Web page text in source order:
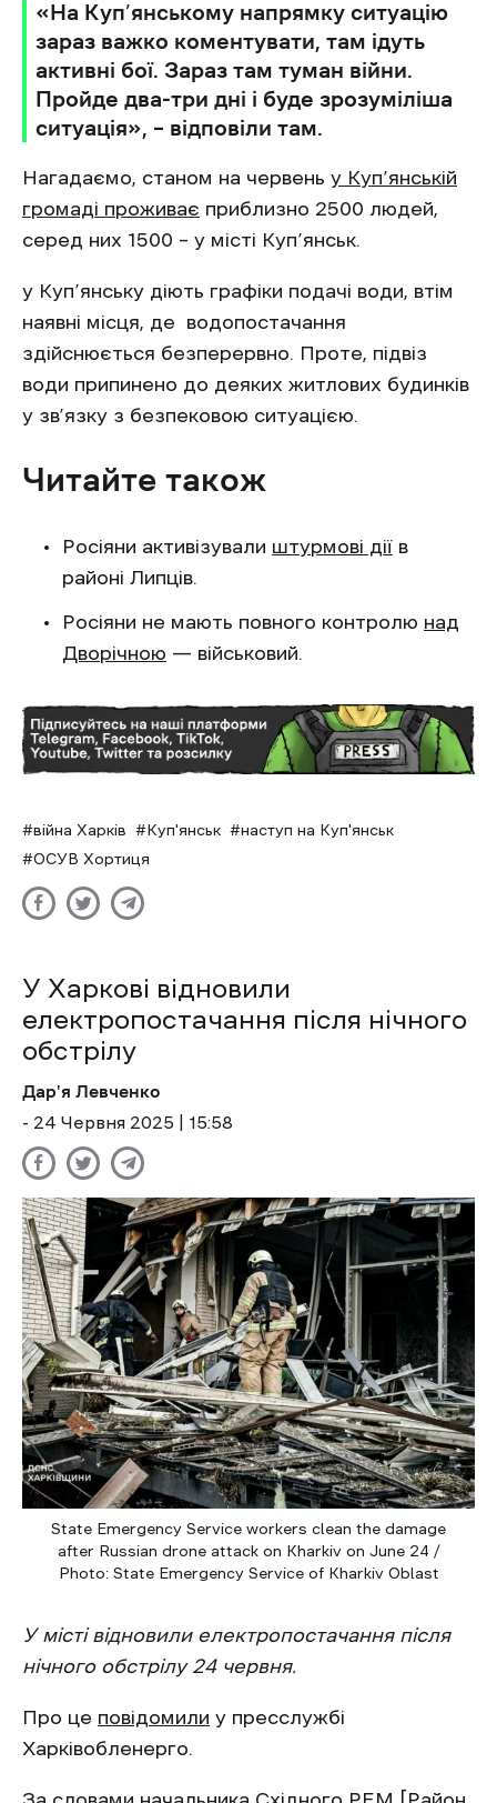
«На Куп’янському напрямку ситуацію
зараз важко коментувати, там ідуть
активні бої. Зараз там туман війни.
Пройде два-три дні і буде зрозуміліша
ситуація», – відповіли там.
Нагадаємо, станом на червень у Куп’янській
громаді проживає приблизно 2500 людей,
серед них 1500 – у місті Куп’янськ.
у Куп’янську діють графіки подачі води, втім
наявні місця, де водопостачання
здійснюється безперервно. Проте, підвіз
води припинено до деяких житлових будинків
у зв’язку з безпековою ситуацією.
Читайте також
Росіяни активізували штурмові дії в
районі Липців.
Росіяни не мають повного контролю над
Дворічною — військовий.
війна Харків Куп'янськ
наступ на Куп'янськ
ОСУВ Хортиця
У Харкові відновили
електропостачання після нічного
обстрілу
Дар'я Левченко
- 24 Червня 2025 | 15:58
State Emergency Service workers clean the damage
after Russian drone attack on Kharkiv on June 24 /
Photo: State Emergency Service of Kharkiv Oblast
У місті відновили електропостачання після
нічного обстрілу 24 червня.
Про це повідомили у пресслужбі
Харківобленерго.